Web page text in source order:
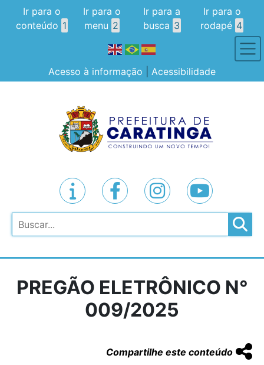
Ir para o
conteúdo 1
Ir para o
menu 2
Ir para a
busca 3
Ir para o
rodapé 4
Acesso à informação Acessibilidade
Pesquisar
PREGÃO ELETRÔNICO N°
009/2025
Compartilhe este conteúdo